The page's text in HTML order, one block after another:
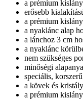
a prémium
erősebb
a prémium
a nyaklánc alap
a lánchoz 3 cm
a nyaklánc
nem szükséges
minőségi
speciális,
a kövek és
a prémium